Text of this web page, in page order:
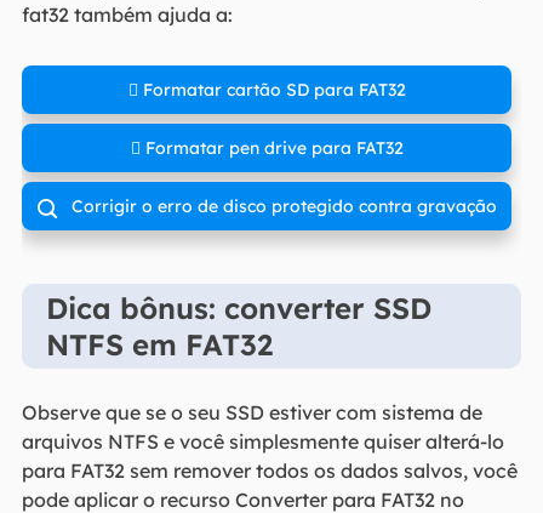
fat32 também ajuda a:
 Formatar cartão SD para FAT32
 Formatar pen drive para FAT32
 Corrigir o erro de disco protegido contra gravação
Dica bônus: converter SSD
NTFS em FAT32
Observe que se o seu SSD estiver com sistema de
arquivos NTFS e você simplesmente quiser alterá-lo
para FAT32 sem remover todos os dados salvos, você
pode aplicar o recurso Converter para FAT32 no